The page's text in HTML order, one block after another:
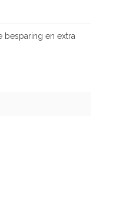
besparing en extra